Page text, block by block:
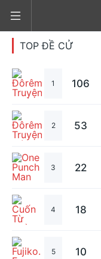
TOP ĐỀ CỬ
1 106
2 53
3 22
4 18
5 10